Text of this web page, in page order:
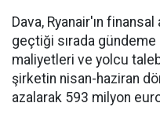
Dava, Ryanair'ın
geçtiği sırada gündeme
maliyetleri ve yolcu
şirketin nisan-haziran
azalarak 593 milyon